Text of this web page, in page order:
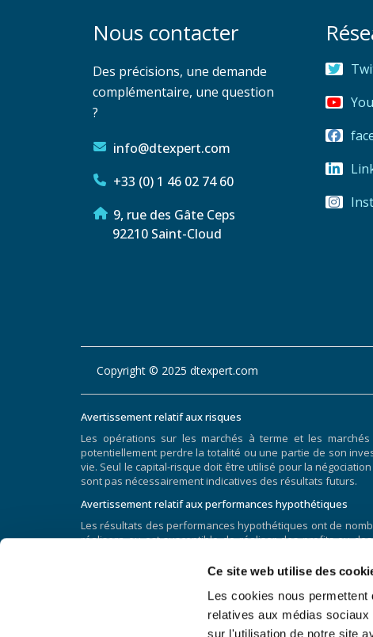
Ce site web utilise des
Les cookies nous
relatives aux médias
sur l'utilisation de notre site
Nous contacter
Des précisions, une demande
complémentaire, une question
?
info@dtexpert.com
+33 (0) 1 46 02 74 60
9, rue des Gâte Ceps
92210 Saint-Cloud
Copyright © 2025 dtexpert.com
Avertissement relatif aux risques
Les opérations sur les marchés à terme et les
potentiellement perdre la totalité ou une partie de son
vie. Seul le capital-risque doit être utilisé pour la
sont pas nécessairement indicatives des résultats futurs.
Avertissement relatif aux performances hypothétiques
Les résultats des performances hypothétiques ont de
réalisera ou est susceptible de réaliser des profits ou
hypothétiques et les résultats réels obtenus par la
généralement préparés avec le bénéfice du recul. De
complètement rendre compte de l’impact du risque
particulier malgré les pertes de négociation sont des
facteurs liés aux marchés en général ou à la mise en
performance hypothétiques et qui peuvent tous avoir un